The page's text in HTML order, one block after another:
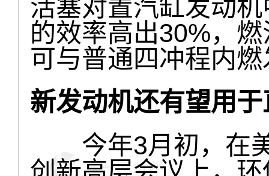
活塞对置汽缸发动
的效率高出30%，
可与普通四冲程内
新发动机还有望用
今年3月初，在美